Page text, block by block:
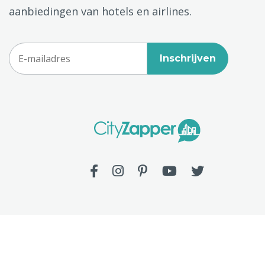
aanbiedingen van hotels en airlines.
Inschrijven